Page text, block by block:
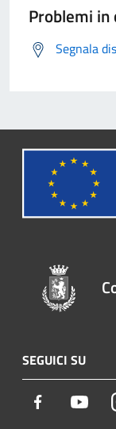
Problemi
Segnala
SEGUICI SU
Facebook